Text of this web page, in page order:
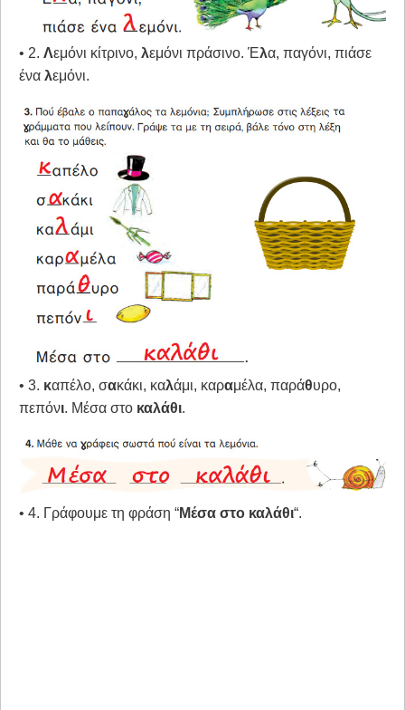
• 2. Λεμόνι κίτρινο, λεμόνι πράσινο. Έλα, παγόνι, πιάσε
ένα λεμόνι.
• 3. καπέλο, σακάκι, καλάμι, καραμέλα, παράθυρο,
πεπόνι. Μέσα στο καλάθι.
• 4. Γράφουμε τη φράση “Μέσα στο καλάθι“.